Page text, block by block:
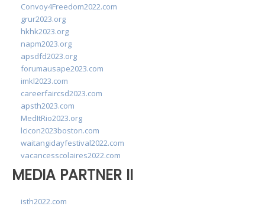
Convoy4Freedom2022.com
grur2023.org
hkhk2023.org
napm2023.org
apsdfd2023.org
forumausape2023.com
imkl2023.com
careerfaircsd2023.com
apsth2023.com
MedItRio2023.org
lcicon2023boston.com
waitangidayfestival2022.com
vacancesscolaires2022.com
MEDIA PARTNER II
isth2022.com